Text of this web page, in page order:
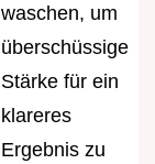
waschen, um
überschüssige
Stärke für ein
klareres
Ergebnis zu